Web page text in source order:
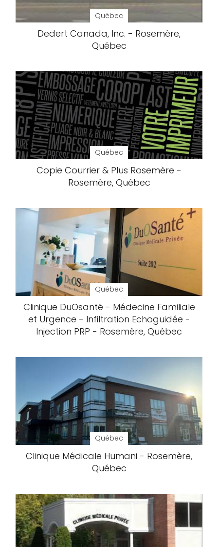
Québec
Dedert Canada, Inc. - Rosemère,
Québec
Québec
Copie Courrier & Plus Rosemère -
Rosemère, Québec
Québec
Clinique DuOsanté - Médecine Familiale
et Urgence - Infiltration Echoguidée -
Injection PRP - Rosemère, Québec
Québec
Clinique Médicale Humani - Rosemère,
Québec